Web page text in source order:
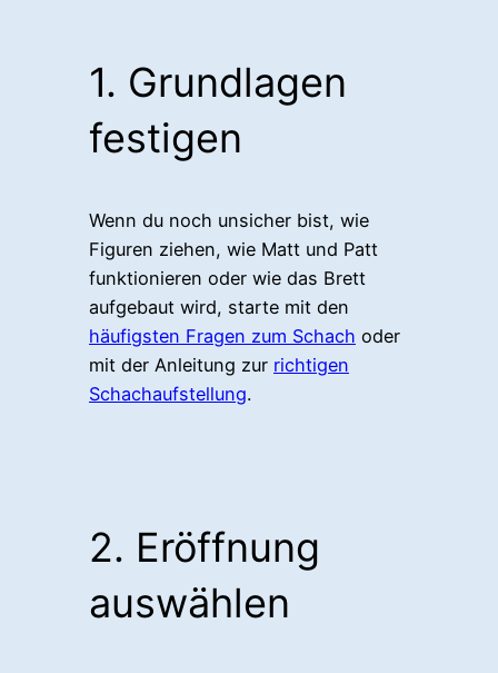
1. Grundlagen
festigen
Wenn du noch unsicher bist, wie
Figuren ziehen, wie Matt und Patt
funktionieren oder wie das Brett
aufgebaut wird, starte mit den
häufigsten Fragen zum Schach oder
mit der Anleitung zur richtigen
Schachaufstellung.
2. Eröffnung
auswählen